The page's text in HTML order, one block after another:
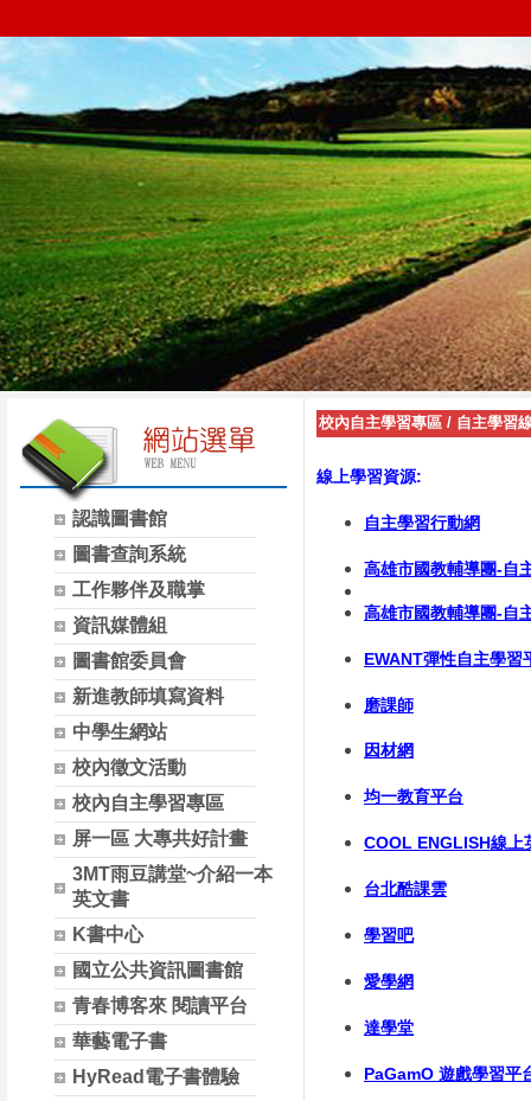
認識圖書館
圖書查詢系統
工作夥伴及職掌
資訊媒體組
圖書館委員會
新進教師填寫資料
中學生網站
校內徵文活動
校內自主學習專區
屏一區 大專共好計畫
3MT雨豆講堂~介紹一本
英文書
K書中心
國立公共資訊圖書館
青春博客來 閱讀平台
華藝電子書
HyRead電子書體驗
校內自主學習專區 / 自主學習
線上學習資源:
自主學習行動網
高雄市國教輔導團-自
高雄市國教輔導團-自
EWANT彈性自主學習
磨課師
因材網
均一教育平台
COOL ENGLISH線上
台北酷課雲
學習吧
愛學網
達學堂
PaGamO 遊戲學習平